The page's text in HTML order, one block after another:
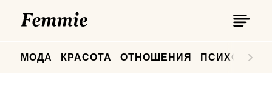
МОДА КРАСОТА ОТНОШЕНИЯ